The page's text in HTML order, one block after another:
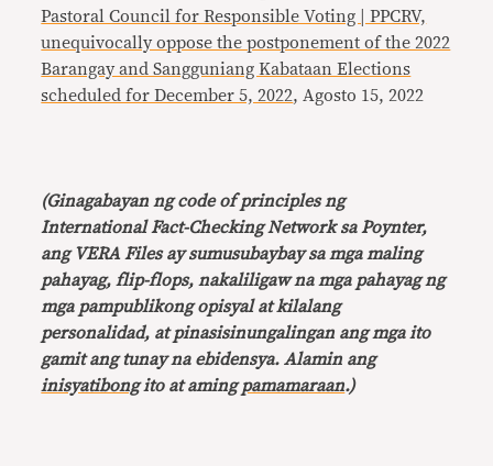
Pastoral Council for Responsible Voting | PPCRV,
unequivocally oppose the postponement of the 2022
Barangay and Sangguniang Kabataan Elections
scheduled for December 5, 2022, Agosto 15, 2022
(Ginagabayan ng code of principles ng
International Fact-Checking Network sa Poynter,
ang VERA Files ay sumusubaybay sa mga maling
pahayag, flip-flops, nakaliligaw na mga pahayag ng
mga pampublikong opisyal at kilalang
personalidad, at pinasisinungalingan ang mga ito
gamit ang tunay na ebidensya. Alamin ang
inisyatibongito at amingpamamaraan.)